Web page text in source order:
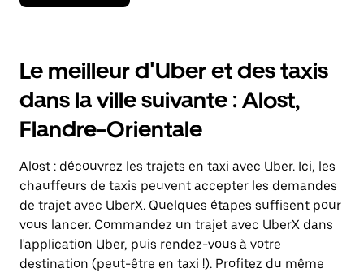
la
bas
pour
ouvrir
le
calendrier
et
une
date.
Appuyez
sur
la
touche
Échap
Le meilleur d'Uber et des taxis
dans la ville suivante : Alost,
Flandre-Orientale
Alost : découvrez les trajets en taxi avec Uber. Ici, les
chauffeurs de taxis peuvent accepter les demandes
de trajet avec UberX. Quelques étapes suffisent pour
vous lancer. Commandez un trajet avec UberX dans
l'application Uber, puis rendez-vous à votre
destination (peut-être en taxi !). Profitez du même